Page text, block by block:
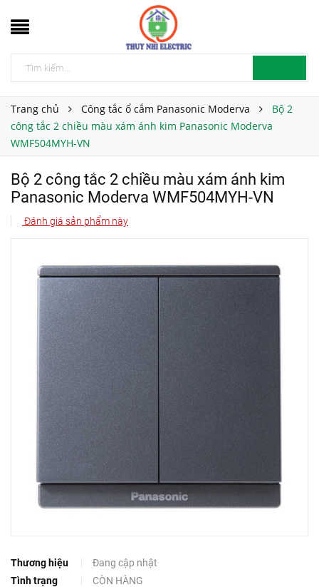
Trang chủ Công tắc ổ cắm Panasonic Moderva
Bộ 2
công tắc 2 chiều màu xám ánh kim Panasonic Moderva
WMF504MYH-VN
Bộ 2 công tắc 2 chiều màu xám ánh kim
Panasonic Moderva WMF504MYH-VN
Đánh giá sản phẩm này
Thương hiệu
Đang cập nhật
Tình trạng
CÒN HÀNG